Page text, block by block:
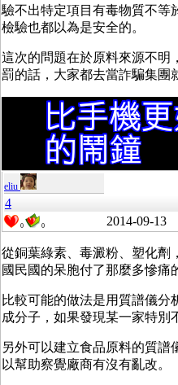
驗不出特定項目有毒物質不等
檢驗也都以為是安全的。
這次的問題在於原料來源不明
罰的話，大家都去當詐騙集團
eliu
4
0 0 2014-09-13
從銅葉綠素、毒澱粉、塑化劑
國民國的呆胞付了那麼多慘痛
比較可能的做法是用質譜儀分
成分子，如果發現某一家特別
另外可以建立食品原料的質譜
以幫助察覺廠商有沒有亂改。